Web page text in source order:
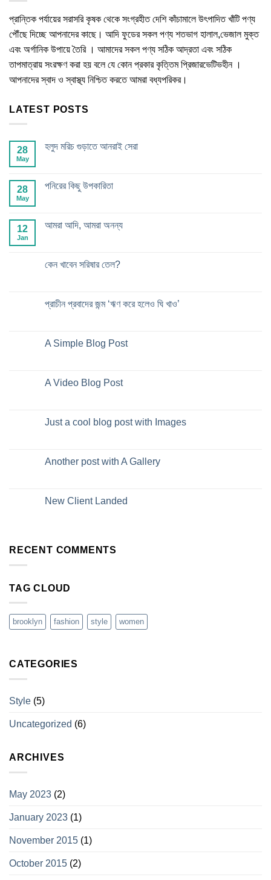
প্রান্তিক পর্যায়ের সরাসরি কৃষক থেকে সংগ্রহীত দেশি কাঁচামালে উৎপাদিত খাঁটি পণ্য
পৌঁছে দিচ্ছে আপনাদের কাছে। আদি ফুডের সকল পণ্য শতভাগ হালাল,ভেজাল মুক্ত
এবং অর্গানিক উপায়ে তৈরি । আমাদের সকল পণ্য সঠিক আদ্রতা এবং সঠিক
তাপমাত্রায় সংরক্ষণ করা হয় বলে যে কোন প্রকার কৃত্তিম প্রিজারভেটিভহীন ।
আপনাদের স্বাদ ও স্বাস্থ্য নিশ্চিত করতে আমরা বধ্যপরিকর।
LATEST POSTS
28
May
হলুদ মরিচ গুড়াতে আনরাই সেরা
28
May
পনিরের কিছু উপকারিতা
12
Jan
আমরা আদি, আমরা অনন্য
কেন খাবেন সরিষার তেল?
প্রাচীন প্রবাদের জন্ম ‘ঋণ করে হলেও ঘি খাও’
A Simple Blog Post
A Video Blog Post
Just a cool blog post with Images
Another post with A Gallery
New Client Landed
RECENT COMMENTS
TAG CLOUD
brooklyn fashion style women
CATEGORIES
Style (5)
Uncategorized (6)
ARCHIVES
May 2023 (2)
January 2023 (1)
November 2015 (1)
October 2015 (2)